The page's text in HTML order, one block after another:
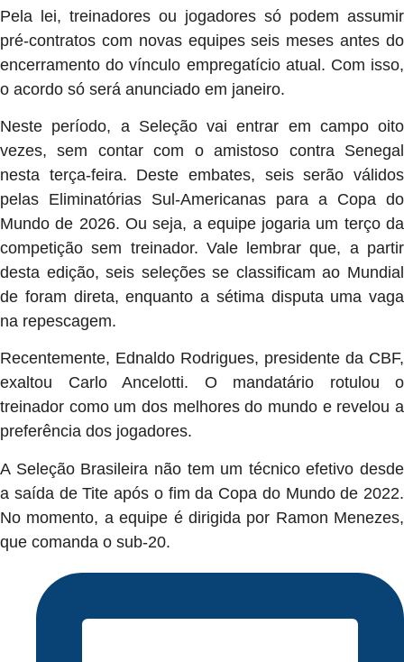
Pela lei, treinadores ou jogadores só podem assumir
pré-contratos com novas equipes seis meses antes do
encerramento do vínculo empregatício atual. Com isso,
o acordo só será anunciado em janeiro.
Neste período, a Seleção vai entrar em campo oito
vezes, sem contar com o amistoso contra Senegal
nesta terça-feira. Deste embates, seis serão válidos
pelas Eliminatórias Sul-Americanas para a Copa do
Mundo de 2026. Ou seja, a equipe jogaria um terço da
competição sem treinador. Vale lembrar que, a partir
desta edição, seis seleções se classificam ao Mundial
de foram direta, enquanto a sétima disputa uma vaga
na repescagem.
Recentemente, Ednaldo Rodrigues, presidente da CBF,
exaltou Carlo Ancelotti. O mandatário rotulou o
treinador como um dos melhores do mundo e revelou a
preferência dos jogadores.
A Seleção Brasileira não tem um técnico efetivo desde
a saída de Tite após o fim da Copa do Mundo de 2022.
No momento, a equipe é dirigida por Ramon Menezes,
que comanda o sub-20.